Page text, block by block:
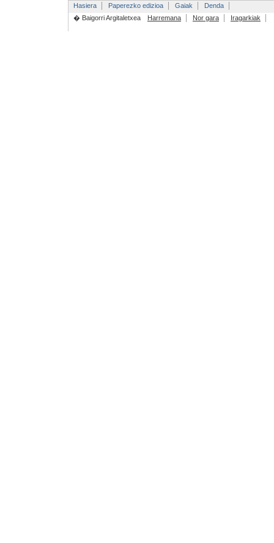
Hasiera Paperezko edizioa Gaiak
Denda
� Baigorri Argitaletxea
Harremana Nor gara Iragarkiak